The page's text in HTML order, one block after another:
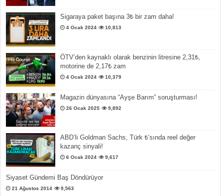
Sigaraya paket başına 3₺ bir zam daha!
4 Ocak 2024 10,813
ÖTV’den kaynaklı olarak benzinin litresine 2,31₺,
motorine de 2,17₺ zam
4 Ocak 2024 10,379
Magazin dünyasına “Ayşe Barım” soruşturması!
26 Ocak 2025 9,892
ABD’li Goldman Sachs, Türk ₺’sında reel değer
kazanç sinyali!
6 Ocak 2024 9,617
Siyaset Gündemi Baş Döndürüyor
21 Ağustos 2014 9,563